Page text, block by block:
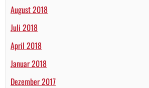
August 2018
Juli 2018
April 2018
Januar 2018
Dezember 2017